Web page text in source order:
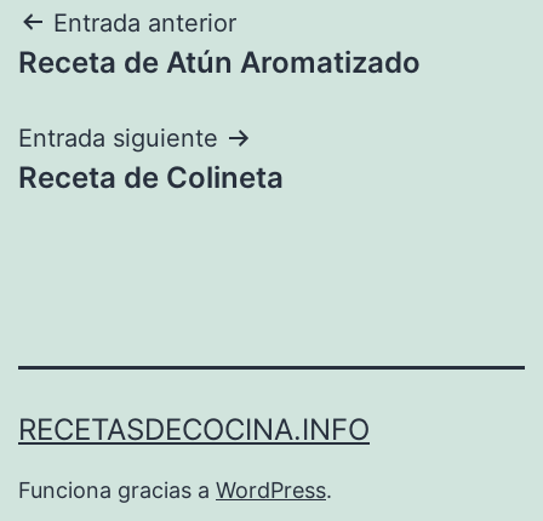
Navegación
de
entradas
Entrada anterior
Receta de Atún Aromatizado
Entrada siguiente
Receta de Colineta
RECETASDECOCINA.INFO
Funciona gracias a WordPress.